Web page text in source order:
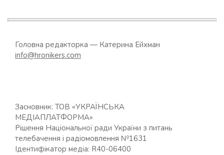
Головна редакторка — Катерина Ейхман
info@hronikers.com
Засновник: ТОВ «УКРАЇНСЬКА
МЕДІАПЛАТФОРМА»
Рішення Національної ради України з питань
телебачення і радіомовлення №1631
Ідентифікатор медіа: R40-06400